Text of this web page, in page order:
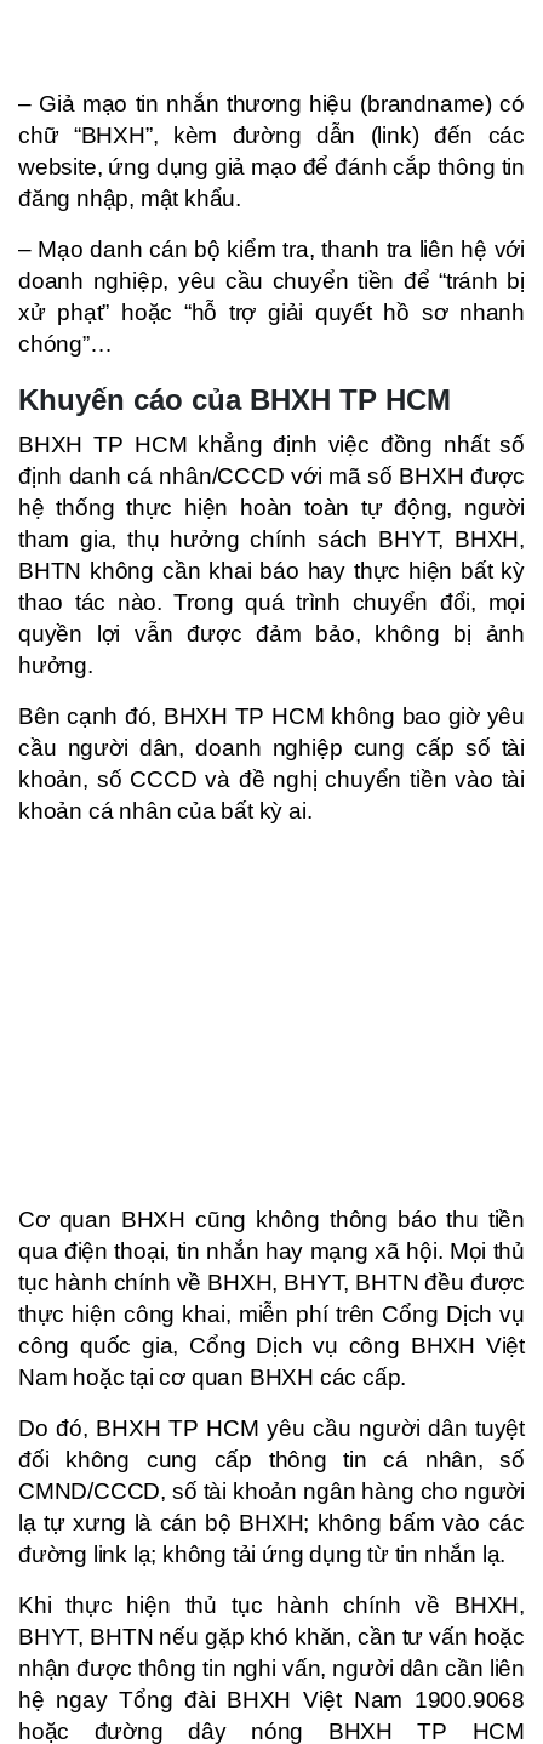
– Giả mạo tin nhắn thương hiệu (brandname) có
chữ “BHXH”, kèm đường dẫn (link) đến các
website, ứng dụng giả mạo để đánh cắp thông tin
đăng nhập, mật khẩu.
– Mạo danh cán bộ kiểm tra, thanh tra liên hệ với
doanh nghiệp, yêu cầu chuyển tiền để “tránh bị
xử phạt” hoặc “hỗ trợ giải quyết hồ sơ nhanh
chóng”…
Khuyến cáo của BHXH TP HCM
BHXH TP HCM khẳng định việc đồng nhất số
định danh cá nhân/CCCD với mã số BHXH được
hệ thống thực hiện hoàn toàn tự động, người
tham gia, thụ hưởng chính sách BHYT, BHXH,
BHTN không cần khai báo hay thực hiện bất kỳ
thao tác nào. Trong quá trình chuyển đổi, mọi
quyền lợi vẫn được đảm bảo, không bị ảnh
hưởng.
Bên cạnh đó, BHXH TP HCM không bao giờ yêu
cầu người dân, doanh nghiệp cung cấp số tài
khoản, số CCCD và đề nghị chuyển tiền vào tài
khoản cá nhân của bất kỳ ai.
Cơ quan BHXH cũng không thông báo thu tiền
qua điện thoại, tin nhắn hay mạng xã hội. Mọi thủ
tục hành chính về BHXH, BHYT, BHTN đều được
thực hiện công khai, miễn phí trên Cổng Dịch vụ
công quốc gia, Cổng Dịch vụ công BHXH Việt
Nam hoặc tại cơ quan BHXH các cấp.
Do đó, BHXH TP HCM yêu cầu người dân tuyệt
đối không cung cấp thông tin cá nhân, số
CMND/CCCD, số tài khoản ngân hàng cho người
lạ tự xưng là cán bộ BHXH; không bấm vào các
đường link lạ; không tải ứng dụng từ tin nhắn lạ.
Khi thực hiện thủ tục hành chính về BHXH,
BHYT, BHTN nếu gặp khó khăn, cần tư vấn hoặc
nhận được thông tin nghi vấn, người dân cần liên
hệ ngay Tổng đài BHXH Việt Nam 1900.9068
hoặc đường dây nóng BHXH TP HCM